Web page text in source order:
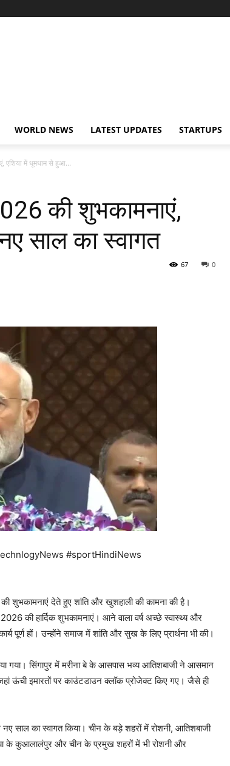
WORLD NEWS LATEST UPDATES STARTUPS
एशिया में धूमधाम से हुआ...
की शुभकामनाएं,
साल का स्वागत
0
67
#sportHindiNews
शुभकामनाएं देते हुए शांति और खुशहाली की कामना की है।
की हार्दिक शुभकामनाएं। आने वाला वर्ष अच्छे स्वास्थ्य और
हों। उन्होंने समाज में शांति और सुख के लिए प्रार्थना भी की।
गया। सिंगापुर में मरीना बे के आसपास भव्य आतिशबाजी ने आसमान
ऊंची इमारतों पर काउंटडाउन क्लॉक प्रोजेक्ट किए गए। जैसे ही
साल का स्वागत किया। चीन के बड़े शहरों में रोशनी, आतिशबाजी
के कुआलालंपुर और चीन के प्रमुख शहरों में भी रोशनी और